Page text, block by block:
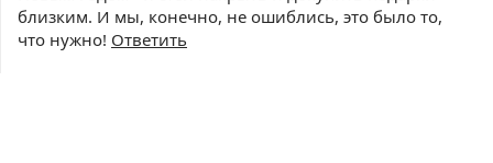
близким. И мы, конечно, не ошиблись, это было то,
что нужно! Ответить